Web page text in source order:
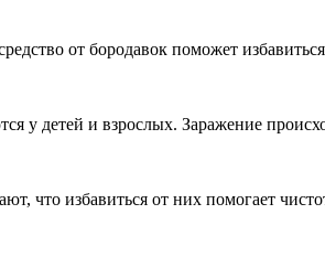
от бородавок поможет
у детей и взрослых. Заражение
что избавиться от них помогает